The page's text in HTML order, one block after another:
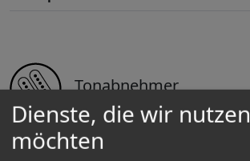
Tonabnehmer
Tonabnehmer:
Dienste, die wir nutzen
möchten